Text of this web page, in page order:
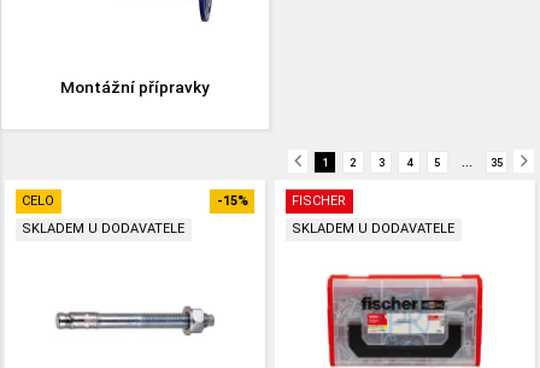
Montážní přípravky
1 2 3 4 5 ... 35
CELO
SKLADEM U DODAVATELE
-15%
FISCHER
SKLADEM U DODAVATELE